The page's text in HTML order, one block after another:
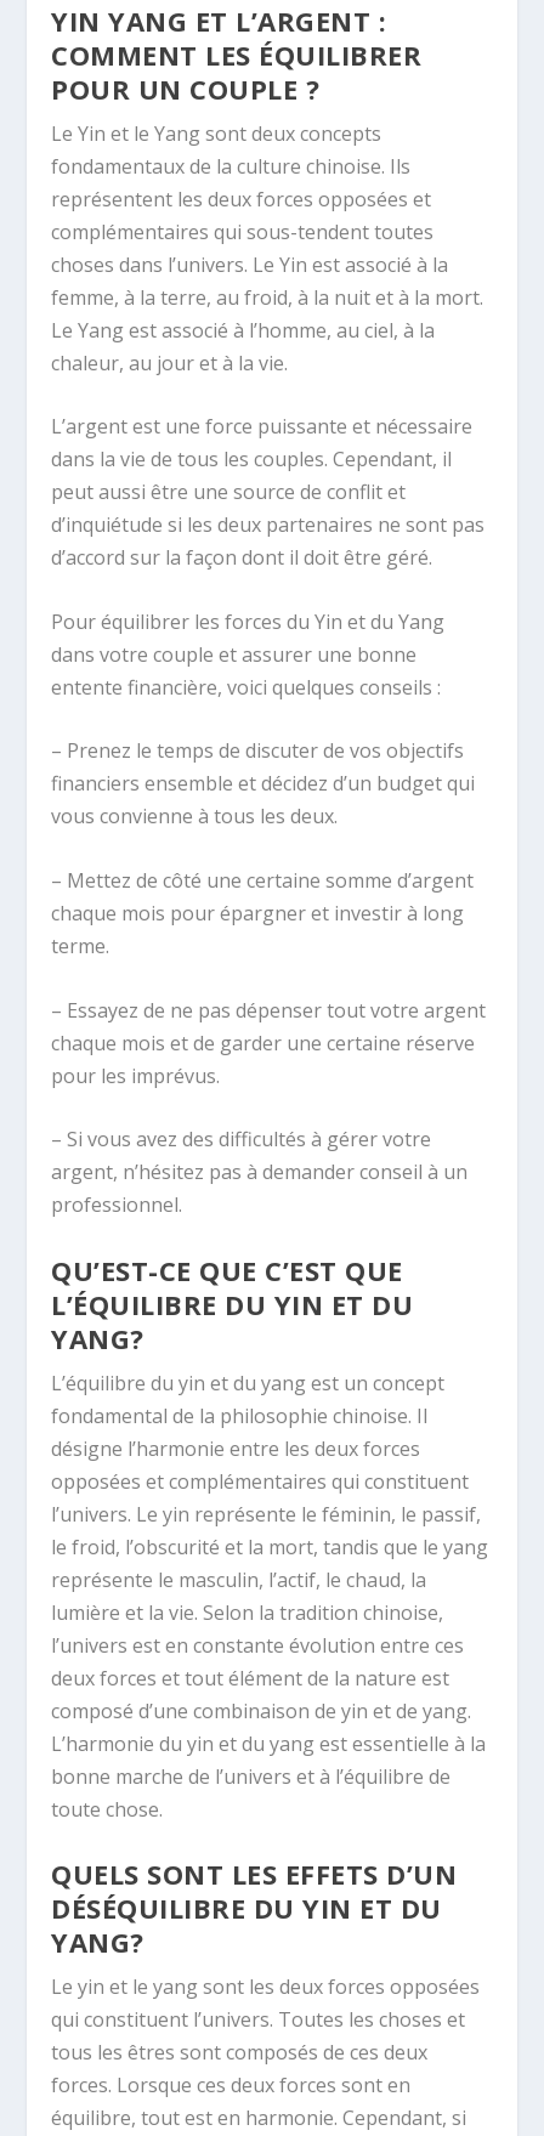
YIN YANG ET L’ARGENT :
COMMENT LES ÉQUILIBRER
POUR UN COUPLE ?
Le Yin et le Yang sont deux concepts
fondamentaux de la culture chinoise. Ils
représentent les deux forces opposées et
complémentaires qui sous-tendent toutes
choses dans l’univers. Le Yin est associé à la
femme, à la terre, au froid, à la nuit et à la mort.
Le Yang est associé à l’homme, au ciel, à la
chaleur, au jour et à la vie.
L’argent est une force puissante et nécessaire
dans la vie de tous les couples. Cependant, il
peut aussi être une source de conflit et
d’inquiétude si les deux partenaires ne sont pas
d’accord sur la façon dont il doit être géré.
Pour équilibrer les forces du Yin et du Yang
dans votre couple et assurer une bonne
entente financière, voici quelques conseils :
– Prenez le temps de discuter de vos objectifs
financiers ensemble et décidez d’un budget qui
vous convienne à tous les deux.
– Mettez de côté une certaine somme d’argent
chaque mois pour épargner et investir à long
terme.
– Essayez de ne pas dépenser tout votre argent
chaque mois et de garder une certaine réserve
pour les imprévus.
– Si vous avez des difficultés à gérer votre
argent, n’hésitez pas à demander conseil à un
professionnel.
QU’EST-CE QUE C’EST QUE
L’ÉQUILIBRE DU YIN ET DU
YANG?
L’équilibre du yin et du yang est un concept
fondamental de la philosophie chinoise. Il
désigne l’harmonie entre les deux forces
opposées et complémentaires qui constituent
l’univers. Le yin représente le féminin, le passif,
le froid, l’obscurité et la mort, tandis que le yang
représente le masculin, l’actif, le chaud, la
lumière et la vie. Selon la tradition chinoise,
l’univers est en constante évolution entre ces
deux forces et tout élément de la nature est
composé d’une combinaison de yin et de yang.
L’harmonie du yin et du yang est essentielle à la
bonne marche de l’univers et à l’équilibre de
toute chose.
QUELS SONT LES EFFETS D’UN
DÉSÉQUILIBRE DU YIN ET DU
YANG?
Le yin et le yang sont les deux forces opposées
qui constituent l’univers. Toutes les choses et
tous les êtres sont composés de ces deux
forces. Lorsque ces deux forces sont en
équilibre, tout est en harmonie. Cependant, si